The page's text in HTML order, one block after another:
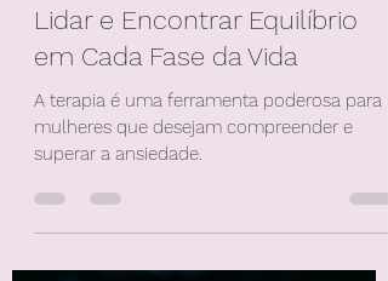
Ansiedade Feminina: Como
Lidar e Encontrar Equilíbrio
em Cada Fase da Vida
A terapia é uma ferramenta poderosa para
superar a ansiedade.